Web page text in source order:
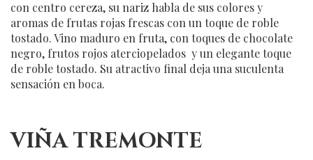
con centro cereza, su nariz habla de sus colores y
aromas de frutas rojas frescas con un toque de roble
tostado. Vino maduro en fruta, con toques de chocolate
negro, frutos rojos aterciopelados y un elegante toque
de roble tostado. Su atractivo final deja una suculenta
sensación en boca.
VIÑA TREMONTE